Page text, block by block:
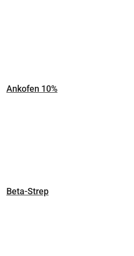
Ankofen 10%
Beta-Strep